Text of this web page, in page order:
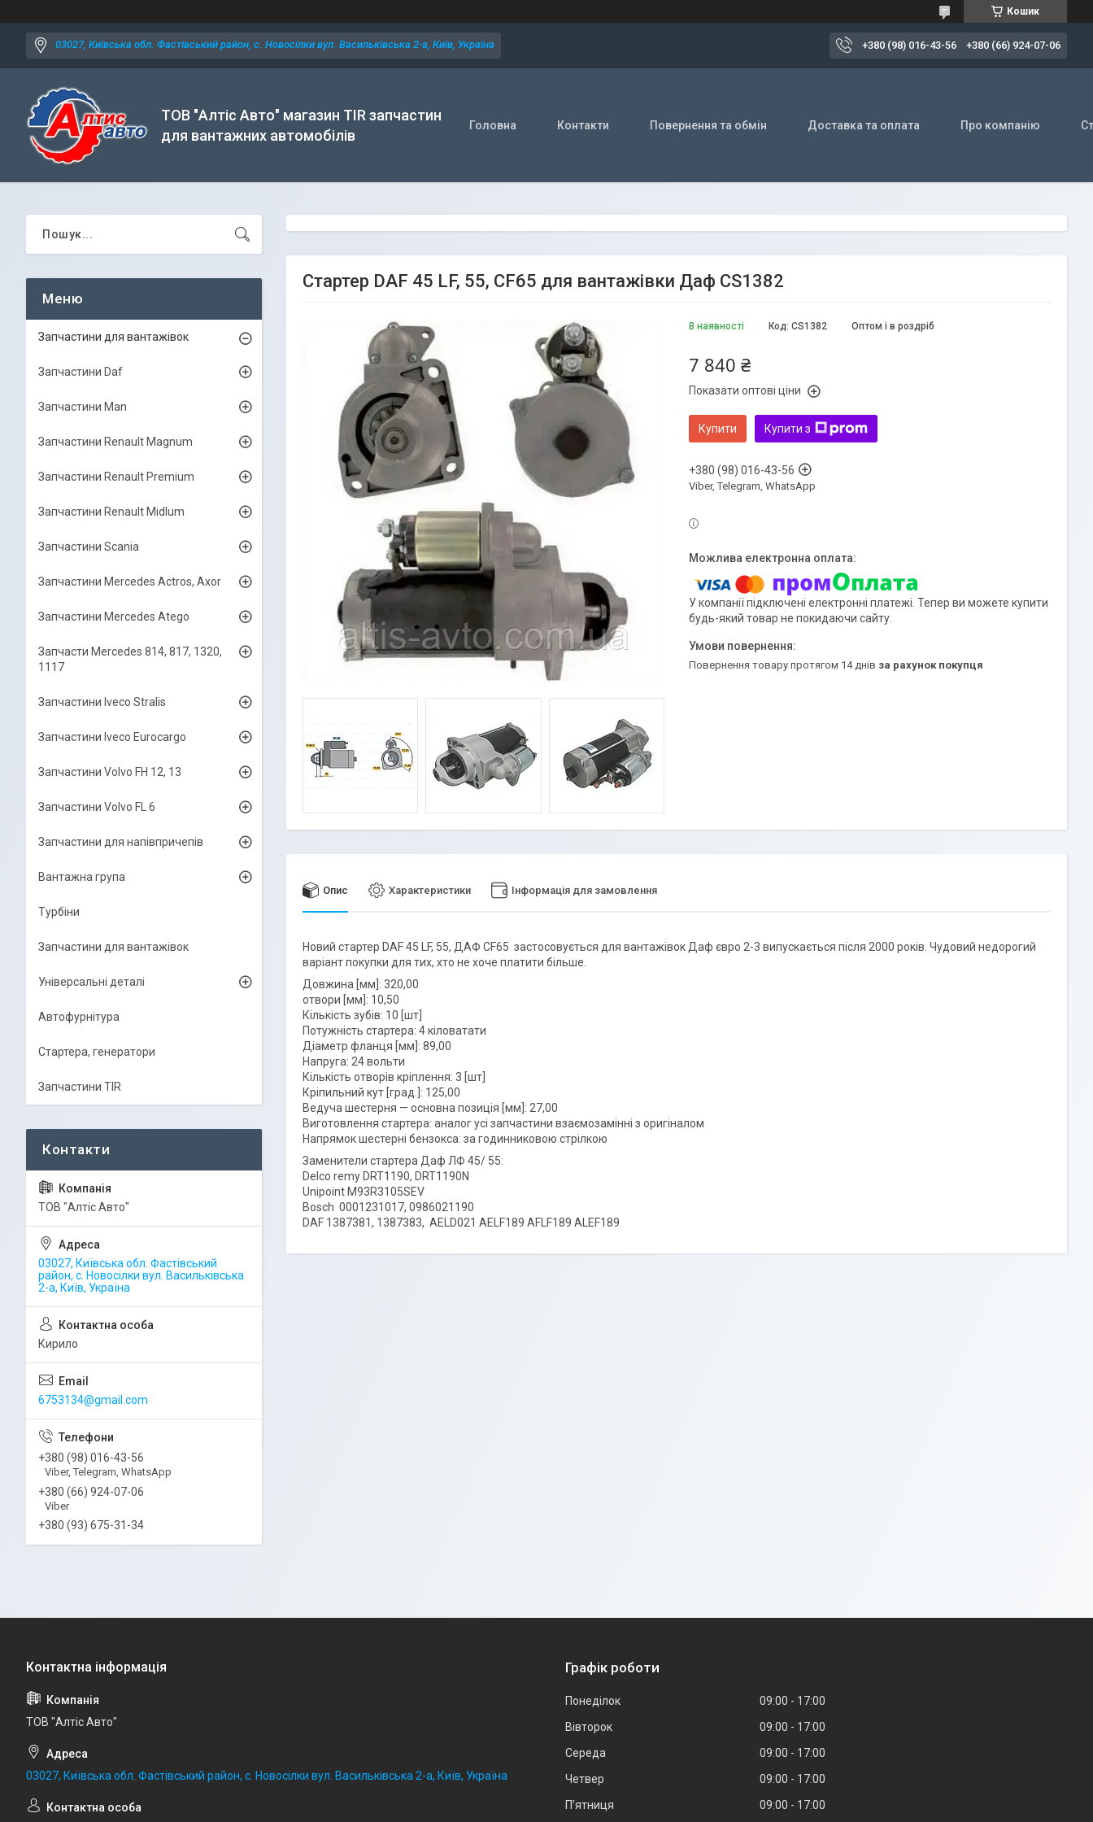
Кошик
03027, Київська обл. Фастівський район, с. Новосілки вул. Васильківська 2-а, Київ, Україна +380 (98) 016-43-56 +380 (66) 924-07-06
ТОВ "Алтіс Авто" магазин TIR запчастин
для вантажних автомобілів
Головна Контакти Повернення та обмін Доставка та оплата Про компанію
Стартер DAF 45 LF, 55, CF65 для вантажівки Даф CS1382
В наявності Оптом і в роздріб
Код: CS1382
7 840 ₴
Показати оптові ціни
Купити Купити з
+380 (98) 016-43-56
Viber, Telegram, WhatsApp
У компанії підключені електронні платежі. Тепер ви можете купити
будь-який товар не покидаючи сайту.
повернення товару протягом 14 днів за рахунок покупця
Опис Характеристики Інформація для замовлення
Новий стартер DAF 45 LF, 55, ДАФ CF65 застосовується для вантажівок Даф євро 2-3 випускається після 2000 років. Чудовий недорогий
варіант покупки для тих, хто не хоче платити більше.
Довжина [мм]: 320,00
отвори [мм]: 10,50
Кількість зубів: 10 [шт]
Потужність стартера: 4 кіловатати
Діаметр фланця [мм]: 89,00
Напруга: 24 вольти
Кількість отворів кріплення: 3 [шт]
Кріпильний кут [град.]: 125,00
Ведуча шестерня — основна позиція [мм]: 27,00
Виготовлення стартера: аналог усі запчастини взаємозамінні з оригіналом
Напрямок шестерні бензокса: за годинниковою стрілкою
Заменители стартера Даф ЛФ 45/ 55:
Delco remy DRT1190, DRT1190N
Unipoint M93R3105SEV
Bosch 0001231017, 0986021190
DAF 1387381, 1387383, AELD021 AELF189 AFLF189 ALEF189
Запчастини для вантажівок
Запчастини Daf
Запчастини Man
Запчастини Renault Magnum
Запчастини Renault Premium
Запчастини Renault Midlum
Запчастини Scania
Запчастини Mercedes Actros, Axor
Запчастини Mercedes Atego
Запчасти Mercedes 814, 817, 1320,
1117
Запчастини Iveco Stralis
Запчастини Iveco Eurocargo
Запчастини Volvo FH 12, 13
Запчастини Volvo FL 6
Запчастини для напівпричепів
Вантажна група
Турбіни
Запчастини для вантажівок
Універсальні деталі
Автофурнітура
Стартера, генератори
Запчастини TIR
ТОВ "Алтіс Авто"
03027, Київська обл. Фастівський
район, с. Новосілки вул. Васильківська
2-а, Київ, Україна
Кирило
6753134@gmail.com
+380 (98) 016-43-56
Viber, Telegram, WhatsApp
+380 (66) 924-07-06
Viber
+380 (93) 675-31-34
ТОВ "Алтіс Авто"
03027, Київська обл. Фастівський район, с. Новосілки вул. Васильківська 2-а, Київ, Україна
Графік роботи
Понеділок 09:00
17:00
Вівторок
09:00
17:00
Середа
09:00
17:00
Четвер
09:00
17:00
Пʼятниця
09:00 17:00